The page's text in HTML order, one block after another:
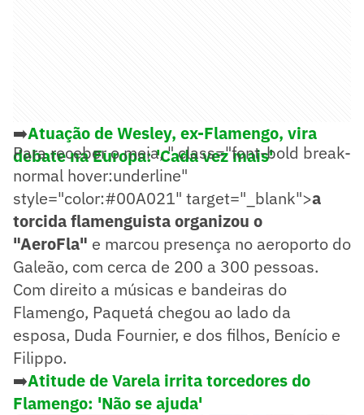
➡️Atuação de Wesley, ex-Flamengo, vira
debate na Europa: 'Cada vez mais'
Para receber o meia," class="font-bold break-
normal hover:underline"
style="color:#00A021" target="_blank">a
torcida flamenguista organizou o
"AeroFla" e marcou presença no aeroporto do
Galeão, com cerca de 200 a 300 pessoas.
Com direito a músicas e bandeiras do
Flamengo, Paquetá chegou ao lado da
esposa, Duda Fournier, e dos filhos, Benício e
Filippo.
➡️Atitude de Varela irrita torcedores do
Flamengo: 'Não se ajuda'